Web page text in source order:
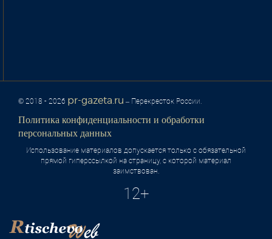
© 2018 - 2026 pr-gazeta.ru – Перекресток России.
Политика конфиденциальности и обработки
персональных данных
Использование материалов допускается только с обязательной
прямой гиперссылкой на страницу, с которой материал
заимствован.
12+